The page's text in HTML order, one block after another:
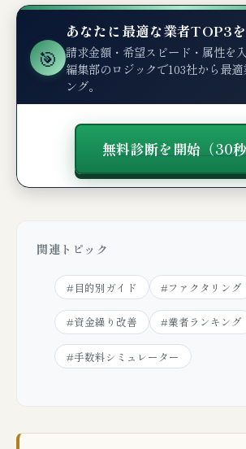
🎯
あなたに最適な業者TOP3
請求金額・希望スピード・属性を
編集部のロジックで103社から最
ング。
無料診断を開始（30秒
関連トピック
#目的別ガイド #ファクタリング
#資金繰り改善 #業者ランキング
#手数料シミュレーター